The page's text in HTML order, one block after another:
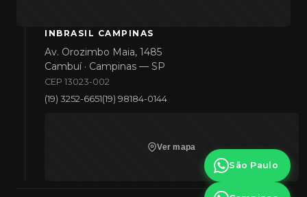
INBRASIL CAMPINAS
Av. Orozimbo Maia, 1485
Cambuí · Campinas — SP
CEP 13023-002
(19) 3252-6651(19) 98184-0144
Ver mapa
São Paulo